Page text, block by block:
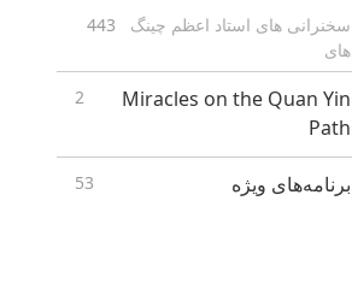
سخنرانی های استاد اعظم چینگ
های
443
Miracles on the Quan Yin
Path
2
برنامه‌های ویژه 53